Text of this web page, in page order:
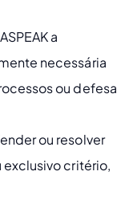
a
necessária
ou defesa
ou resolver
exclusivo critério,